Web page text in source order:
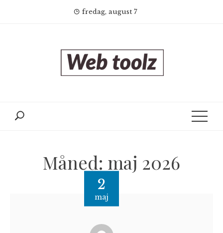
fredag, august 7
Måned: maj 2026
2
maj